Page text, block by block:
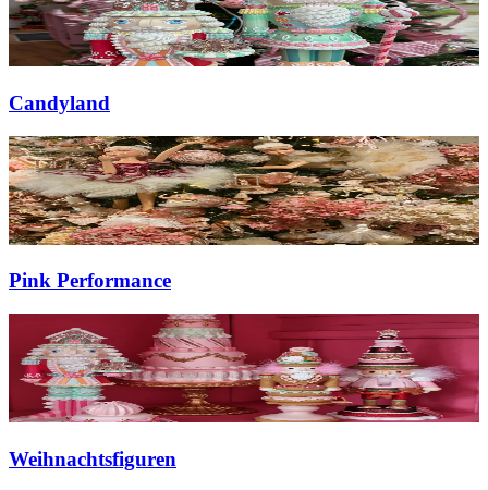
Candyland
Pink Performance
Weihnachtsfiguren